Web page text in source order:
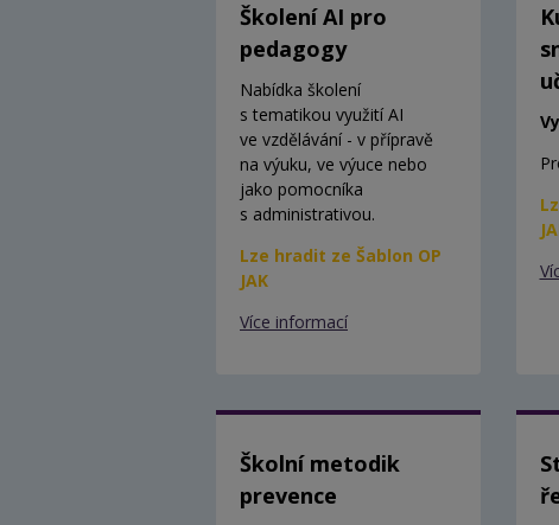
Školení AI pro
pedagogy
Nabídka školení
s tematikou využití AI
ve vzdělávání - v přípravě
na výuku, ve výuce nebo
jako pomocníka
s administrativou.
Lze hradit ze Šablon OP
JAK
Více informací
Školní metodik
prevence